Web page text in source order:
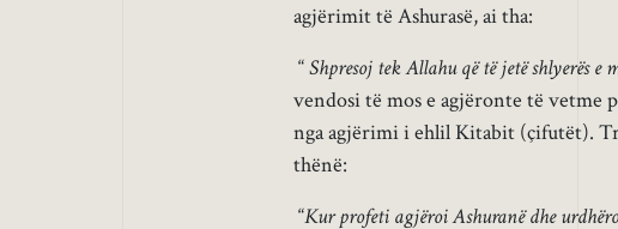
agjërimit të Ashurasë, ai tha:
“Shpresoj tek Allahu që të jetë shlyerës
vendosi të mos e agjëronte të
nga agjërimi i ehlil Kitabit (çifutët).
thënë:
“Kur profeti agjëroi Ashuranë dhe